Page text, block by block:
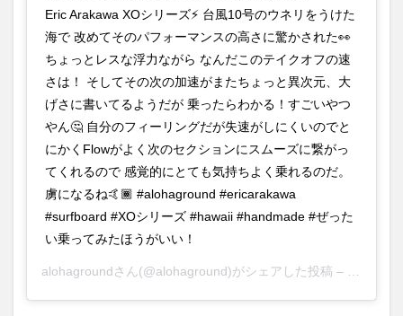
Eric Arakawa XOシリーズ⚡️ 台風10号のウネリをうけた
海で 改めてそのパフォーマンスの高さに驚かされた👀
ちょっとレスな浮力ながら なんだこのテイクオフの速
さは！ そしてその次の加速がまたちょっと異次元、大
げさに書いてるようだが 乗ったらわかる！すごいやつ
やん🤔 自分のフィーリングだが失速がしにくいのでと
にかくFlowがよく次のセクションにスムーズに繋がっ
てくれるので 感覚的にとても気持ちよく乗れるのだ。
虜になるね🤙🏾 #alohaground #ericarakawa
#surfboard #XOシリーズ #hawaii #handmade #ぜった
い乗ってみたほうがいい！
alohagroundさん(@alohaground)がシェアした投稿 –